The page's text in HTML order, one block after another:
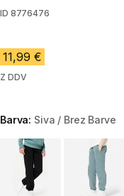
ID 8776476
11,99 €
Z DDV
Barva: Siva / Brez Barve
Choose a variant